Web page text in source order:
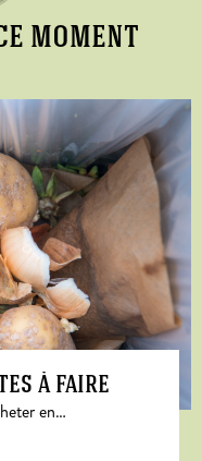
moment
à faire
en…